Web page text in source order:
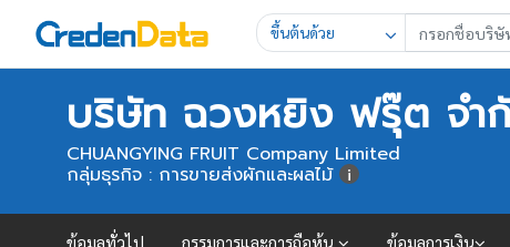
ขึ้นต้นด้วย
บริษัท ฉวงหยิง ฟรุ๊ต จำ
CHUANGYING FRUIT Company Limited
กลุ่มธุรกิจ : การขายส่งผักและผลไม้
ข้อมูลทั่วไป กรรมการและการถือหุ้น ข้อมูลการเงิน